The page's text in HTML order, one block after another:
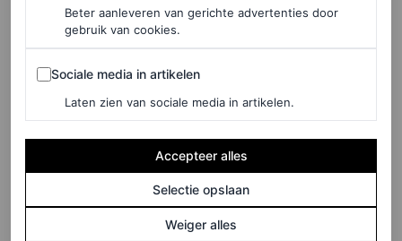
View this post on Instagram
Beter aanleveren van gerichte advertenties door
gebruik van cookies.
Sociale media in artikelen
Sociale media in artikelen
Laten zien van sociale media in artikelen.
Accepteer alles
Selectie opslaan
Weiger alles